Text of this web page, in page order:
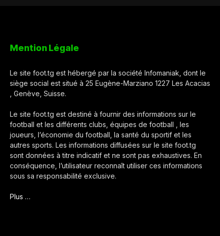
Mention Légale
Le site foot.tg est hébergé par la société Infomaniak, dont le
siège social est situé à 25 Eugène-Marziano 1227 Les Acacias
, Genève, Suisse.
Le site foot.tg est destiné à fournir des informations sur le
football et les différents clubs, équipes de football , les
joueurs, l’économie du football, la santé du sportif et les
autres sports. Les informations diffusées sur le site foot.tg
sont données à titre indicatif et ne sont pas exhaustives. En
conséquence, l’utilisateur reconnaît utiliser ces informations
sous sa responsabilité exclusive.
Plus …